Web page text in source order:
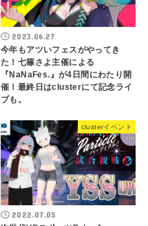
2023.06.27
今年もアツいフェスがやってき
た！七篠さよ主催による
『NaNaFes.』が4日間にわたり開
催！最終日はclusterにて記念ライ
ブも。
clusterイベント
2022.07.05